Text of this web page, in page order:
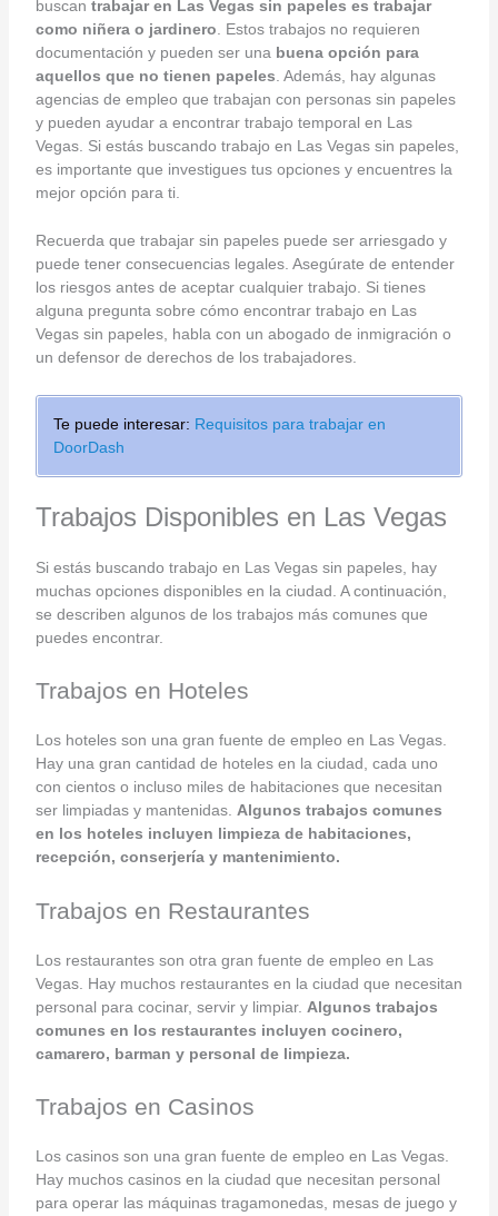
buscan trabajar en Las Vegas sin papeles es trabajar
como niñera o jardinero . Estos trabajos no requieren
documentación y pueden ser una buena opción para
aquellos que no tienen papeles . Además, hay algunas
agencias de empleo que trabajan con personas sin papeles
y pueden ayudar a encontrar trabajo temporal en Las
Vegas. Si estás buscando trabajo en Las Vegas sin papeles,
es importante que investigues tus opciones y encuentres la
mejor opción para ti.
Recuerda que trabajar sin papeles puede ser arriesgado y
puede tener consecuencias legales. Asegúrate de entender
los riesgos antes de aceptar cualquier trabajo. Si tienes
alguna pregunta sobre cómo encontrar trabajo en Las
Vegas sin papeles, habla con un abogado de inmigración o
un defensor de derechos de los trabajadores.
Te puede interesar: Requisitos para trabajar en
DoorDash
Trabajos Disponibles en Las Vegas
Si estás buscando trabajo en Las Vegas sin papeles, hay
muchas opciones disponibles en la ciudad. A continuación,
se describen algunos de los trabajos más comunes que
puedes encontrar.
Trabajos en Hoteles
Los hoteles son una gran fuente de empleo en Las Vegas.
Hay una gran cantidad de hoteles en la ciudad, cada uno
con cientos o incluso miles de habitaciones que necesitan
ser limpiadas y mantenidas. Algunos trabajos comunes
en los hoteles incluyen limpieza de habitaciones,
recepción, conserjería y mantenimiento.
Trabajos en Restaurantes
Los restaurantes son otra gran fuente de empleo en Las
Vegas. Hay muchos restaurantes en la ciudad que necesitan
personal para cocinar, servir y limpiar. Algunos trabajos
comunes en los restaurantes incluyen cocinero,
camarero, barman y personal de limpieza.
Trabajos en Casinos
Los casinos son una gran fuente de empleo en Las Vegas.
Hay muchos casinos en la ciudad que necesitan personal
para operar las máquinas tragamonedas, mesas de juego y